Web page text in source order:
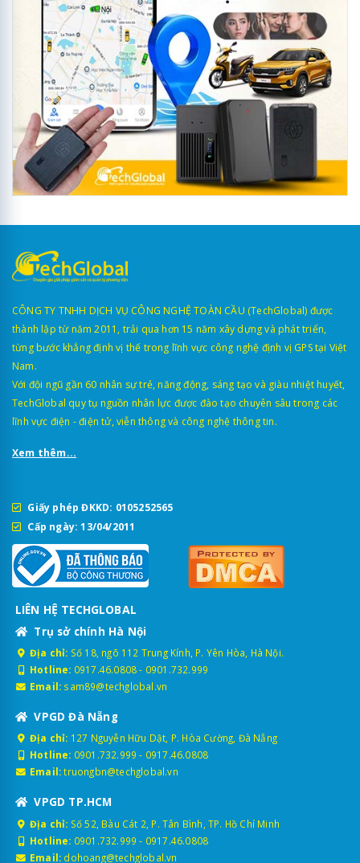
CÔNG TY TNHH DỊCH VỤ CÔNG NGHỆ TOÀN CẦU (TechGlobal) được
thành lập từ năm 2011, trải qua hơn 15 năm xây dựng và phát triển,
từng bước khẳng định vị thế trong lĩnh vực công nghệ định vị GPS tại Việt
Nam.
Với đội ngũ gần 60 nhân sự trẻ, năng động, sáng tạo và giàu nhiệt huyết,
TechGlobal quy tụ nguồn nhân lực được đào tạo chuyên sâu trong các
lĩnh vực điện - điện tử, viễn thông và công nghệ thông tin.
Xem thêm...
Giấy phép ĐKKD: 0105252565
Cấp ngày: 13/04/2011
LIÊN HỆ TECHGLOBAL
Trụ sở chính Hà Nội
Địa chỉ: Số 18, ngõ 112 Trung Kính, P. Yên Hòa, Hà Nội.
Hotline: 0917.46.0808- 0901.732.999
Email: sam89@techglobal.vn
VPGD Đà Nẵng
Địa chỉ: 127 Nguyễn Hữu Dật, P. Hòa Cường, Đà Nẵng
Hotline: 0901.732.999 - 0917.46.0808
Email: truongbn@techglobal.vn
VPGD TP.HCM
Địa chỉ: Số 52, Bàu Cát 2, P. Tân Bình, TP. Hồ Chí Minh
Hotline: 0901.732.999 - 0917.46.0808
Email: dohoang@techglobal.vn